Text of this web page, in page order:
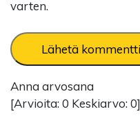
varten.
Anna arvosana
[Arvioita:0 Keskiarvo:0]